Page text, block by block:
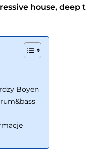
house,
Boyen